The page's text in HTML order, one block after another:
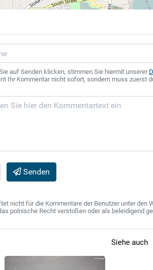
auf Senden klicken, stimmen Sie hiermit unserer
Ihr Kommentar nicht sofort, sondern muss zuerst
Senden
nicht für die Kommentare der Benutzer unter den
polnische Recht verstoßen oder als beleidigend
Siehe auch